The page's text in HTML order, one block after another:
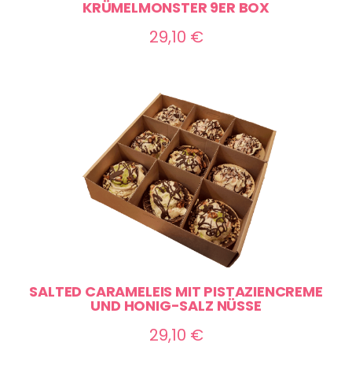
KRÜMELMONSTER 9ER BOX
29,10 €
SALTED CARAMELEIS MIT PISTAZIENCREME
UND HONIG-SALZ NÜSSE
29,10 €